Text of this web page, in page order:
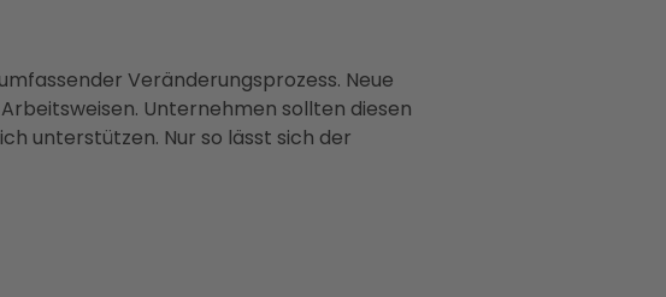
Veränderungsprozess. Neue
Unternehmen sollten diesen
unterstützen. Nur so lässt sich der